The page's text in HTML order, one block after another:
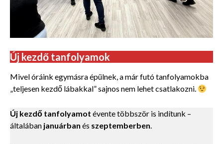
Új kezdő tanfolyamok
Mivel óráink egymásra épülnek, a már futó tanfolyamokba
„teljesen kezdő lábakkal” sajnos nem lehet csatlakozni.
Új kezdő tanfolyamot évente többször is indítunk –
általában januárban és szeptemberben.